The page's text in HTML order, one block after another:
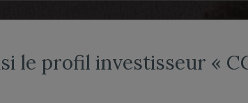
le profil investisseur «